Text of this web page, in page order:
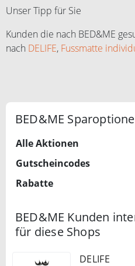
Unser Tipp für Sie
Kunden die nach BED&ME
nach DELIFE, Fussmatte
BED&ME
Alle Aktionen
Gutscheincodes
Rabatte
BED&ME Kunden
für diese Shops
DELIFE